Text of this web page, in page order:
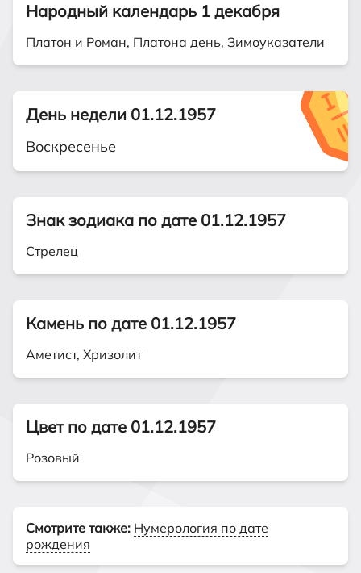
Народный календарь 1 декабря
Платон и Роман, Платона день, Зимоуказатели
День недели 01.12.1957
Воскресенье
Знак зодиака по дате 01.12.1957
Стрелец
Камень по дате 01.12.1957
Аметист, Хризолит
Цвет по дате 01.12.1957
Розовый
Смотрите также: Нумерология по дате
рождения